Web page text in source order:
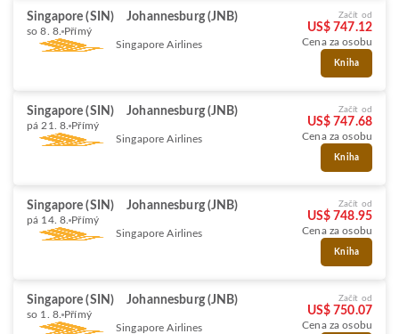
Singapore (SIN) Johannesburg (JNB)
so 8. 8. Přímý
Singapore Airlines
Začít od
US$ 747.12
Cena za osobu
Kniha
Singapore (SIN) Johannesburg (JNB)
pá 21. 8. Přímý
Singapore Airlines
Začít od
US$ 747.68
Cena za osobu
Kniha
Singapore (SIN) Johannesburg (JNB)
pá 14. 8. Přímý
Singapore Airlines
Začít od
US$ 748.95
Cena za osobu
Kniha
Singapore (SIN) Johannesburg (JNB)
so 1. 8. Přímý
Singapore Airlines
Začít od
US$ 750.07
Cena za osobu